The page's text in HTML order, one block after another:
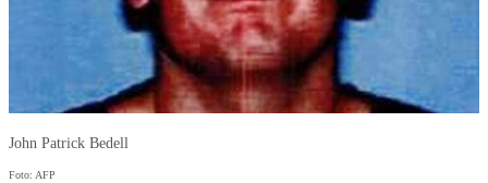
John Patrick Bedell
Foto: AFP